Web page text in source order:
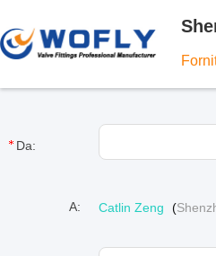
Da:
A: Catlin Zeng (